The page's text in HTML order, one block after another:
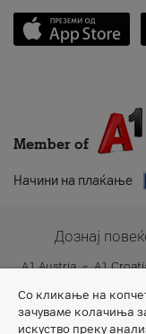
Member of
Начини на плаќање
Дознај
A1 Austria A1
Со кликање на
зачуваме колачиња
искуство преку